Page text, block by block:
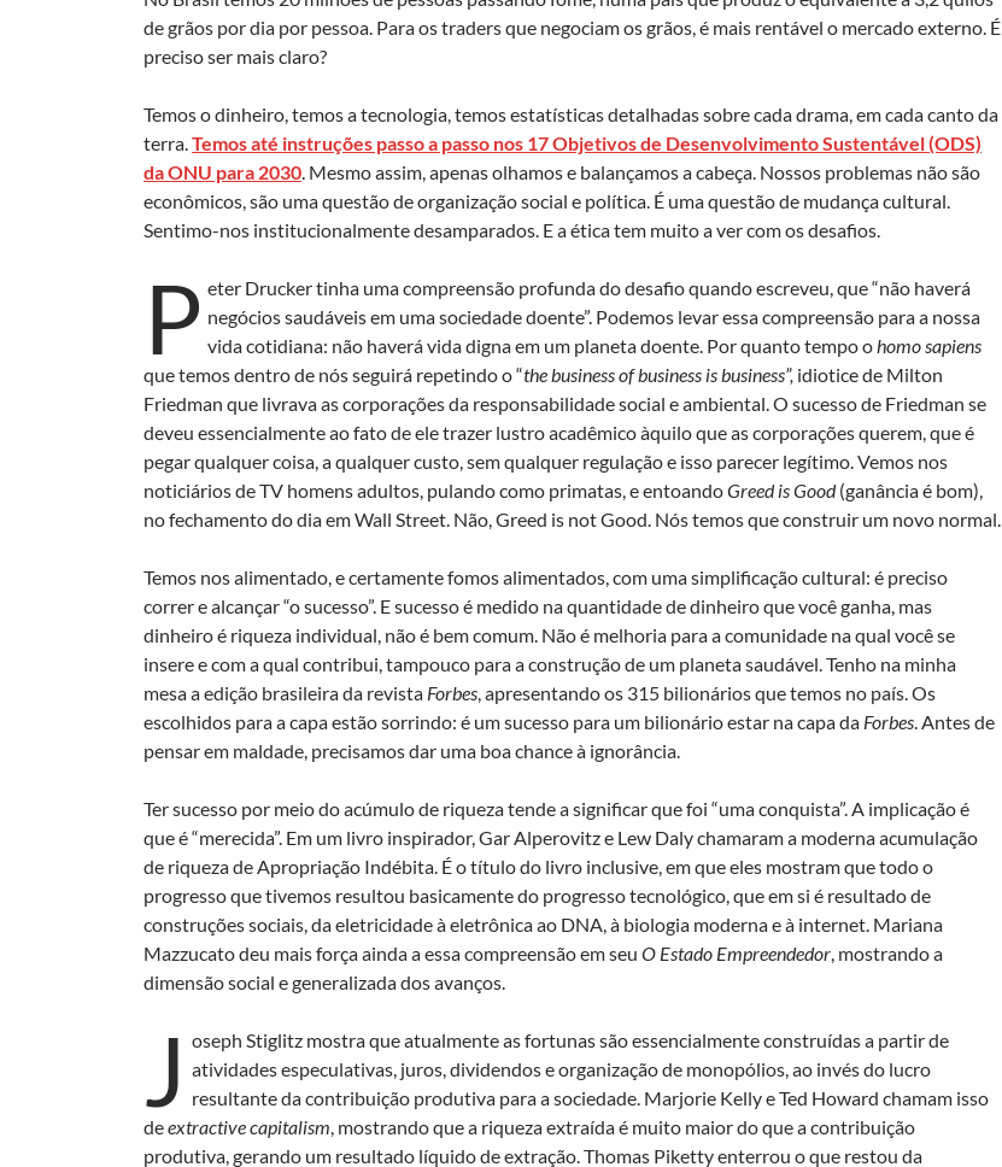
de grãos por dia por pessoa. Para os traders que negociam os grãos, é mais rentável o mercado externo. É
preciso ser mais claro?
Temos o dinheiro, temos a tecnologia, temos estatísticas detalhadas sobre cada drama, em cada canto da
terra. Temos até instruções passo a passo nos 17 Objetivos de Desenvolvimento Sustentável (ODS)
da ONU para 2030 . Mesmo assim, apenas olhamos e balançamos a cabeça. Nossos problemas não são
econômicos, são uma questão de organização social e política. É uma questão de mudança cultural.
Sentimo-nos institucionalmente desamparados. E a ética tem muito a ver com os desafios.
P eter Drucker tinha uma compreensão profunda do desafio quando escreveu, que “não haverá
negócios saudáveis ​​em uma sociedade doente”. Podemos levar essa compreensão para a nossa
vida cotidiana: não haverá vida digna em um planeta doente. Por quanto tempo o homo sapiens
que temos dentro de nós seguirá repetindo o “the business of business is business”, idiotice de Milton
Friedman que livrava as corporações da responsabilidade social e ambiental. O sucesso de Friedman se
deveu essencialmente ao fato de ele trazer lustro acadêmico àquilo que as corporações querem, que é
pegar qualquer coisa, a qualquer custo, sem qualquer regulação e isso parecer legítimo. Vemos nos
noticiários de TV homens adultos, pulando como primatas, e entoandoGreed is Good(ganância é bom),
no fechamento do dia em Wall Street. Não, Greed is not Good. Nós temos que construir um novo normal.
Temos nos alimentado, e certamente fomos alimentados, com uma simplificação cultural: é preciso
correr e alcançar “o sucesso”. E sucesso é medido na quantidade de dinheiro que você ganha, mas
dinheiro é riqueza individual, não é bem comum. Não é melhoria para a comunidade na qual você se
insere e com a qual contribui, tampouco para a construção de um planeta saudável. Tenho na minha
mesa a edição brasileira da revista Forbes , apresentando os 315 bilionários que temos no país. Os
escolhidos para a capa estão sorrindo: é um sucesso para um bilionário estar na capa da Forbes . Antes de
pensar em maldade, precisamos dar uma boa chance à ignorância.
Ter sucesso por meio do acúmulo de riqueza tende a significar que foi “uma conquista”. A implicação é
que é “merecida”. Em um livro inspirador, Gar Alperovitz e Lew Daly chamaram a moderna acumulação
de riqueza de Apropriação Indébita. É o título do livro inclusive, em que eles mostram que todo o
progresso que tivemos resultou basicamente do progresso tecnológico, que em si é resultado de
construções sociais, da eletricidade à eletrônica ao DNA, à biologia moderna e à internet. Mariana
Mazzucato deu mais força ainda a essa compreensão em seu O Estado Empreendedor , mostrando a
dimensão social e generalizada dos avanços.
J oseph Stiglitz mostra que atualmente as fortunas são essencialmente construídas a partir de
atividades especulativas, juros, dividendos e organização de monopólios, ao invés do lucro
resultante da contribuição produtiva para a sociedade. Marjorie Kelly e Ted Howard chamam isso
deextractive capitalism , mostrando que a riqueza extraída é muito maior do que a contribuição
produtiva, gerando um resultado líquido de extração. Thomas Piketty enterrou o que restou da